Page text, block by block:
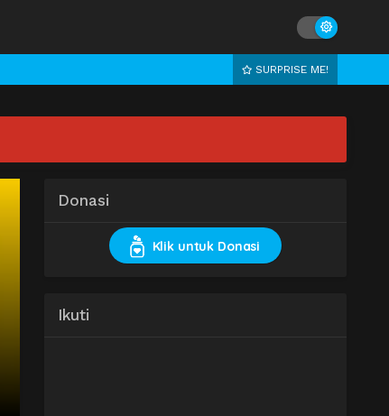
SURPRISE ME!
Donasi
Klik untuk Donasi
Ikuti